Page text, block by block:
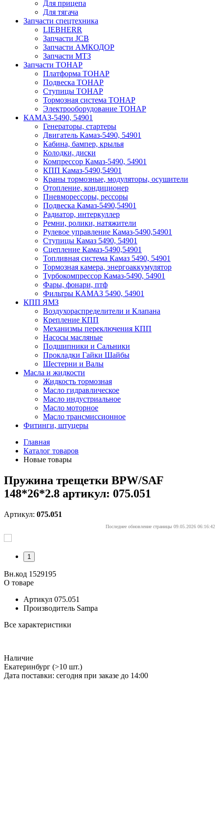
Для прицепа
Для тягача
Запчасти спецтехника
LIEBHERR
Запчасти JCB
Запчасти АМКОДОР
Запчасти МТЗ
Запчасти ТОНАР
Платформа ТОНАР
Подвеска ТОНАР
Ступицы ТОНАР
Тормозная система ТОНАР
Электрооборудование ТОНАР
КАМАЗ-5490, 54901
Генераторы, стартеры
Двигатель Камаз-5490, 54901
Кабина, бампер, крылья
Колодки, диски
Компрессор Камаз-5490, 54901
КПП Камаз-5490,54901
Краны тормозные, модуляторы, осушители
Отопление, кондиционер
Пневморессоры, рессоры
Подвеска Камаз-5490,54901
Радиатор, интеркуллер
Ремни, ролики, натяжители
Рулевое управление Камаз-5490,54901
Ступицы Камаз 5490, 54901
Сцепление Камаз-5490,54901
Топливная система Камаз 5490, 54901
Тормозная камера, энергоаккумулятор
Турбокомпрессор Камаз-5490, 54901
Фары, фонари, птф
Фильтры КАМАЗ 5490, 54901
КПП ЯМЗ
Воздухораспределители и Клапана
Крепление КПП
Механизмы переключения КПП
Насосы масляные
Подшипники и Сальники
Прокладки Гайки Шайбы
Шестерни и Валы
Масла и жидкости
Жидкость тормозная
Масло гидравлическое
Масло индустриальное
Масло моторное
Масло трансмиссионное
Фитинги, штуцеры
Главная
Каталог товаров
Новые товары
Пружина трещетки BPW/SAF
148*26*2.8 артикул: 075.051
Артикул: 075.051
Последнее обновление страницы 09.05.2026 06:16:42
1
Вн.код 1529195
О товаре
Артикул 075.051
Производитель Sampa
Все характеристики
Наличие
Екатеринбург (>10 шт.)
Дата поставки: сегодня при заказе до 14:00